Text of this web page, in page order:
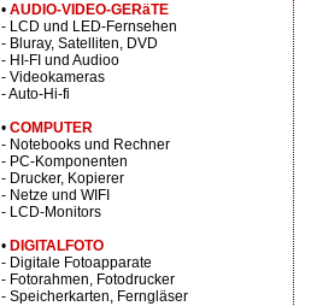
• AUDIO-VIDEO-GERäTE
- LCD und LED-Fernsehen
- Bluray, Satelliten, DVD
- HI-FI und Audioo
- Videokameras
- Auto-Hi-fi
• COMPUTER
- Notebooks und Rechner
- PC-Komponenten
- Drucker, Kopierer
- Netze und WIFI
- LCD-Monitors
• DIGITALFOTO
- Digitale Fotoapparate
- Fotorahmen, Fotodrucker
- Speicherkarten, Ferngläser